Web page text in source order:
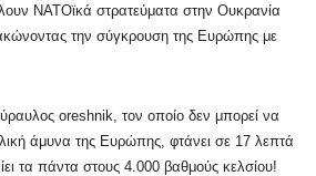
ΝΑΤΟϊκά στρατεύματα στην Ουκρανία
την σύγκρουση της Ευρώπης με
oreshnik, τον οποίο δεν μπορεί να
άμυνα της Ευρώπης, φτάνει σε 17 λεπτά
τα πάντα στους 4.000 βαθμούς κελσίου!